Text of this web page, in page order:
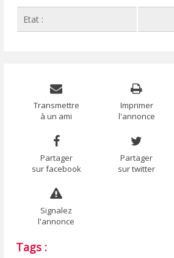
Etat :
Transmettre
à un ami
Imprimer
l'annonce
Partager
sur facebook
Partager
sur twitter
Signalez
l'annonce
Tags :